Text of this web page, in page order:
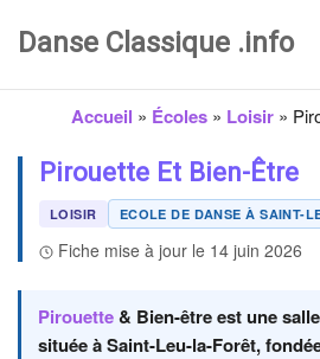
Danse Classique .info
Accueil » Écoles » Loisir »
Pirouette Et Bien-Être
LOISIR ECOLE DE DANSE À SAINT-
Fiche mise à jour le 14 juin 2026
Pirouette& Bien-être est une
située à Saint-Leu-la-Forêt,